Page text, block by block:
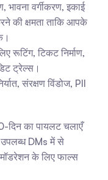
भावना वर्गीकरण, इकाई
की क्षमता ताकि आपके
रूटिंग, टिकट निर्माण,
ट्रेल्स।
संरक्षण विंडोज, PII
दिन का पायलट चलाएँ
DMs में से
के लिए फाल्स